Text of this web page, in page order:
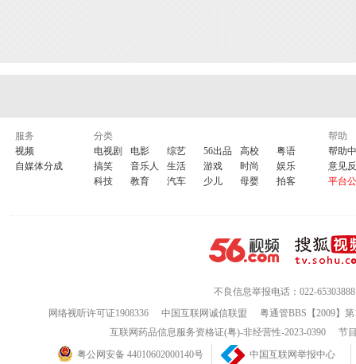
服务
视频
自媒体分成
分类
电视剧
电影 综艺 56出品 高校
粤语
搞笑
音乐人 生活 游戏 时尚
娱乐
科技
教育 汽车 少儿 母婴 拍客
帮助
帮助
意见
平台
不良信息举报电话：022-65303888
网络视听许可证1908336
中国互联网诚信联盟
粤通管BBS【2009】
互联网药品信息服务资格证(粤)-非经营性-2023-0390
节
粤公网安备 44010602000140号
中国互联网举报中心